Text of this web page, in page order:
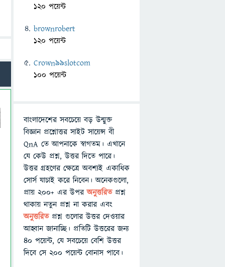
120 পয়েন্ট
brownrobert
120 পয়েন্ট
Crown99slotcom
100 পয়েন্ট
বাংলাদেশের সবচেয়ে বড় উন্মুক্ত
বিজ্ঞান প্রশ্নোত্তর সাইট সায়েন্স বী
QnA তে আপনাকে স্বাগতম। এখানে
যে কেউ প্রশ্ন, উত্তর দিতে পারে।
উত্তর গ্রহণের ক্ষেত্রে অবশ্যই একাধিক
সোর্স যাচাই করে নিবেন। অনেকগুলো,
প্রায় ২০০+ এর উপরঅনুত্তরিতপ্রশ্ন
থাকায় নতুন প্রশ্ন না করার এবং
অনুত্তরিত প্রশ্ন গুলোর উত্তর দেওয়ার
আহ্বান জানাচ্ছি। প্রতিটি উত্তরের জন্য
৪০ পয়েন্ট, যে সবচেয়ে বেশি উত্তর
দিবে সে ২০০ পয়েন্ট বোনাস পাবে।